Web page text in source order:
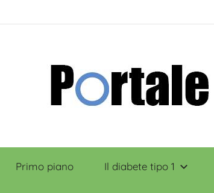
Portale
Diabete
Primo piano Il diabete tipo 1